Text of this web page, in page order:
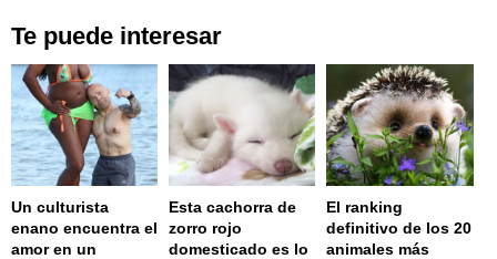
Te puede interesar
Un culturista
enano encuentra el
amor en un
Esta cachorra de
zorro rojo
domesticado es lo
El ranking
definitivo de los 20
animales más